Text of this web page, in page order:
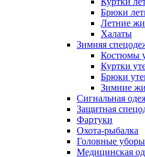
Брюки
Летние
Халаты
Зимняя
Костюмы
Куртки
Брюки
Зимние
Сигнальная
Защитная
Фартуки
Охота-рыбалка
Головные уборы
Медицинская